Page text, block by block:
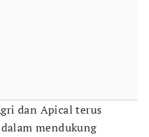
dan Apical terus
mendukung